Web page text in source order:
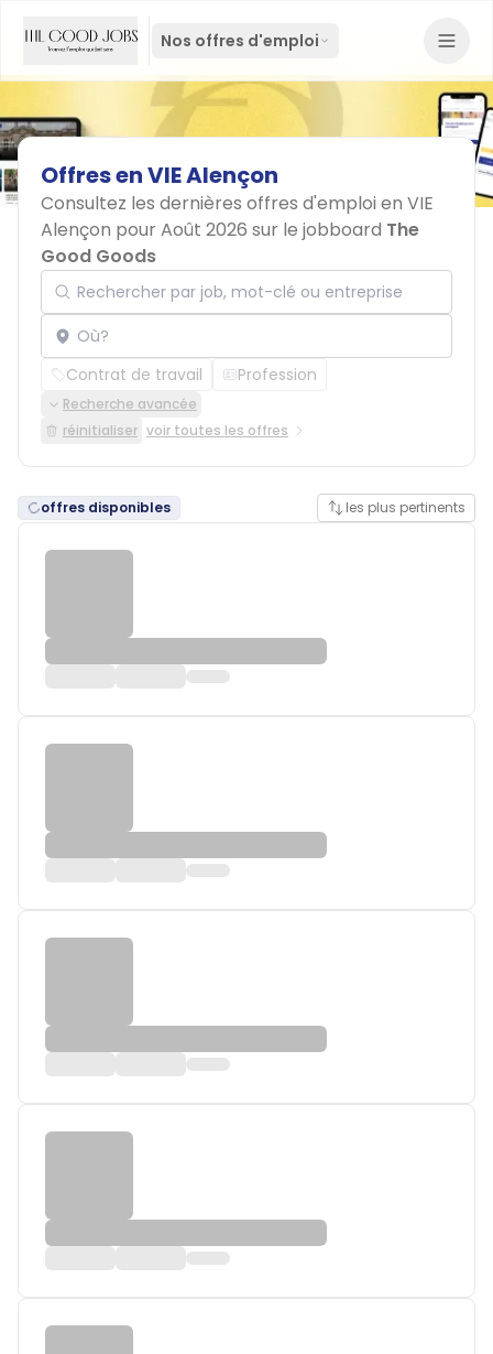
Nos offres d'emploi
OffresenVIEAlençon
Consultez les dernières offres d'emploi en VIE
Alençon pour Août 2026 sur le jobboard The
Good Goods
Rechercher par job, mot-clé ou entreprise
Localisation
Contrat de travail Profession
Recherche avancée
réinitialiser voir toutes les offres
offres disponibles les plus pertinents